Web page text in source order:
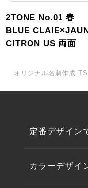
2TONE No.01 春
BLUE
CITRON US 両面
オリジナル名刺作成
定番デザイン
カラーデザイ